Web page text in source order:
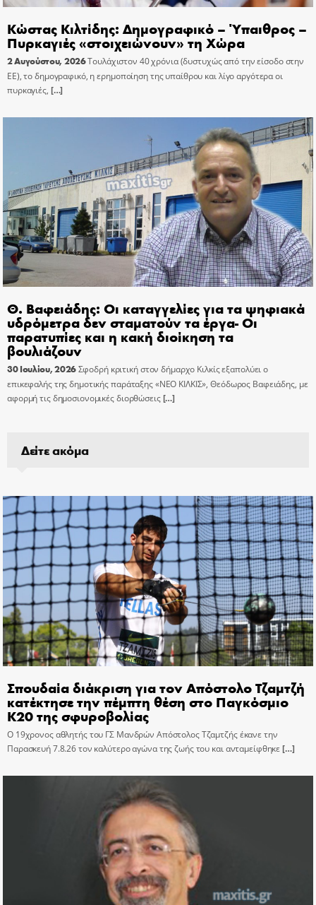
Κώστας Κιλτίδης: Δημογραφικό – Ύπαιθρος –
Πυρκαγιές «στοιχειώνουν» τη Χώρα
2 Αυγούστου, 2026Τουλάχιστον 40 χρόνια (δυστυχώς από την είσοδο στην
ΕΕ), το δημογραφικό, η ερημοποίηση της υπαίθρου και λίγο αργότερα οι
πυρκαγιές, […]
Θ. Βαφειάδης: Οι καταγγελίες για τα ψηφιακά
υδρόμετρα δεν σταματούν τα έργα- Οι
παρατυπίες και η κακή διοίκηση τα
βουλιάζουν
30 Ιουλίου, 2026Σφοδρή κριτική στον δήμαρχο Κιλκίς εξαπολύει ο
επικεφαλής της δημοτικής παράταξης «ΝΕΟ ΚΙΛΚΙΣ», Θεόδωρος Βαφειάδης, με
αφορμή τις δημοσιονομικές διορθώσεις[…]
Δείτε ακόμα
Σπουδαία διάκριση για τον Απόστολο Τζαμτζή
κατέκτησε την πέμπτη θέση στο Παγκόσμιο
Κ20 της σφυροβολίας
Ο 19χρονος αθλητής του ΓΣ Μανδρών Απόστολος Τζαμτζής έκανε την
Παρασκευή 7.8.26 τον καλύτερο αγώνα της ζωής του και ανταμείφθηκε[…]